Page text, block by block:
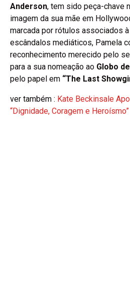
Anderson, tem sido peça-chave
imagem da sua mãe em
marcada por rótulos associados
escândalos mediáticos, Pamela
reconhecimento merecido pelo
para a sua nomeação ao Globo
pelo papel em “The Last
ver também : Kate Beckinsale
“Dignidade, Coragem e Heroísmo”